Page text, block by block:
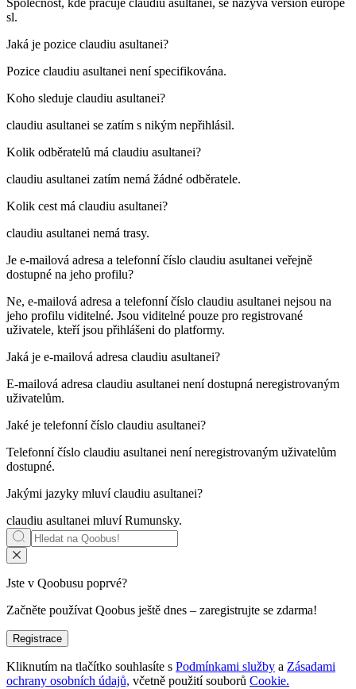
Společnost, kde pracuje claudiu asultanei, se nazývá version europe
sl.
Jaká je pozice claudiu asultanei?
Pozice claudiu asultanei není specifikována.
Koho sleduje claudiu asultanei?
claudiu asultanei se zatím s nikým nepřihlásil.
Kolik odběratelů má claudiu asultanei?
claudiu asultanei zatím nemá žádné odběratele.
Kolik cest má claudiu asultanei?
claudiu asultanei nemá trasy.
Je e-mailová adresa a telefonní číslo claudiu asultanei veřejně
dostupné na jeho profilu?
Ne, e-mailová adresa a telefonní číslo claudiu asultanei nejsou na
jeho profilu viditelné. Jsou viditelné pouze pro registrované
uživatele, kteří jsou přihlášeni do platformy.
Jaká je e-mailová adresa claudiu asultanei?
E-mailová adresa claudiu asultanei není dostupná neregistrovaným
uživatelům.
Jaké je telefonní číslo claudiu asultanei?
Telefonní číslo claudiu asultanei není neregistrovaným uživatelům
dostupné.
Jakými jazyky mluvíclaudiu asultanei?
claudiu asultanei mluvíRumunsky.
Jste v Qoobusu poprvé?
Začněte používat Qoobus ještě dnes – zaregistrujte se zdarma!
Registrace
Kliknutím na tlačítko souhlasíte s Podmínkami služby a Zásadami
ochrany osobních údajů, včetně použití souborů Cookie.